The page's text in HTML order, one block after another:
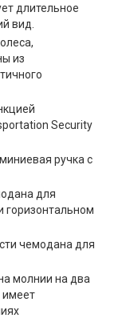
длительное
вид.
из
Security
ручка с
для
горизонтальном
чемодана для
молнии на два
имеет